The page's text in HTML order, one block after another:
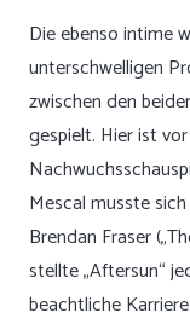
Die ebenso intime
unterschwelligen
zwischen den
gespielt. Hier ist
Mescal musste
Brendan Fraser
stellte „Aftersun“
beachtliche